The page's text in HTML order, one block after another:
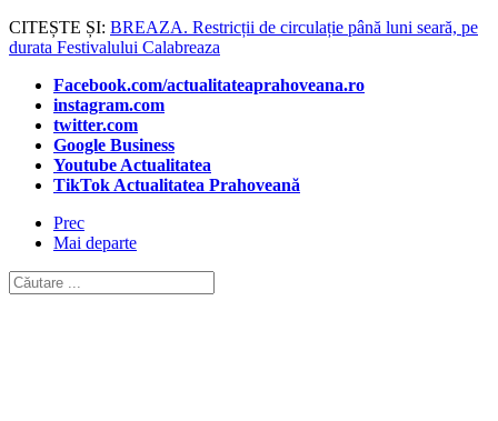
CITEȘTE ȘI: BREAZA. Restricții de circulație până luni seară, pe
durata Festivalului Calabreaza
Facebook.com/actualitateaprahoveana.ro
instagram.com
twitter.com
Google Business
Youtube Actualitatea
TikTok Actualitatea Prahoveană
Prec
Mai departe